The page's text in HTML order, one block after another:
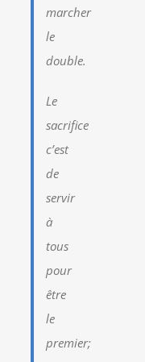
marcher
le
double.
Le
sacrifice
c’est
de
servir
à
tous
pour
être
le
premier;